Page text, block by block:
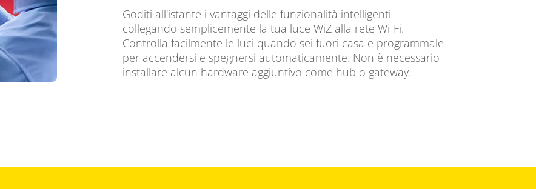
Goditi all'istante i vantaggi delle funzionalità intelligenti
collegando semplicemente la tua luce WiZ alla rete Wi-Fi.
Controlla facilmente le luci quando sei fuori casa e programmale
per accendersi e spegnersi automaticamente. Non è necessario
installare alcun hardware aggiuntivo come hub o gateway.